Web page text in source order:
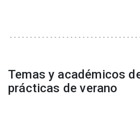
Temas y académicos
prácticas de verano